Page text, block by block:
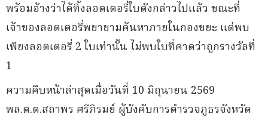
พร้อมอ้างว่าได้ทิ้งลอตเตอรี่ใบดังกล่าวไปแล้ว ขณะที่
เจ้าของลอตเตอรี่พยายามค้นหาภายในกองขยะ แต่พบ
เพียงลอตเตอรี่ 2 ใบเท่านั้น ไม่พบใบที่คาดว่าถูกรางวัลที่
1
ความคืบหน้าล่าสุดเมื่อวันที่ 10 มิถุนายน 2569
พล.ต.ต.สถาพร ศรีภิรมย์ ผู้บังคับการตำรวจภูธรจังหวัด